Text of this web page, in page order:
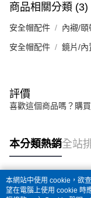
商品相關分類 (3)
安全帽配件 內襯/頤
安全帽配件 鏡片/內
評價
喜歡這個商品嗎？購
本分類熱銷全站
熱門標籤
本網站中使用 cookie，欲
望在電腦上使用 cookie 時